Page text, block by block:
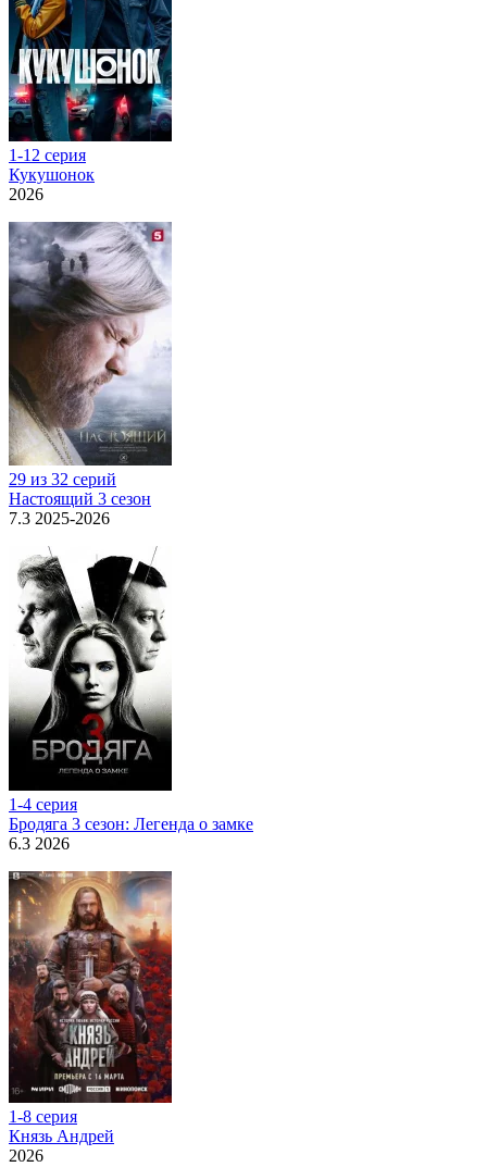
1-12 серия
Кукушонок
2026
29 из 32 серий
Настоящий 3 сезон
7.3 2025-2026
1-4 серия
Бродяга 3 сезон: Легенда о замке
6.3 2026
1-8 серия
Князь Андрей
2026